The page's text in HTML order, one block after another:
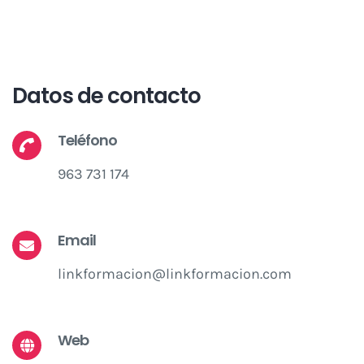
Datos de contacto
Teléfono
963 731 174
Email
linkformacion@linkformacion.com
Web